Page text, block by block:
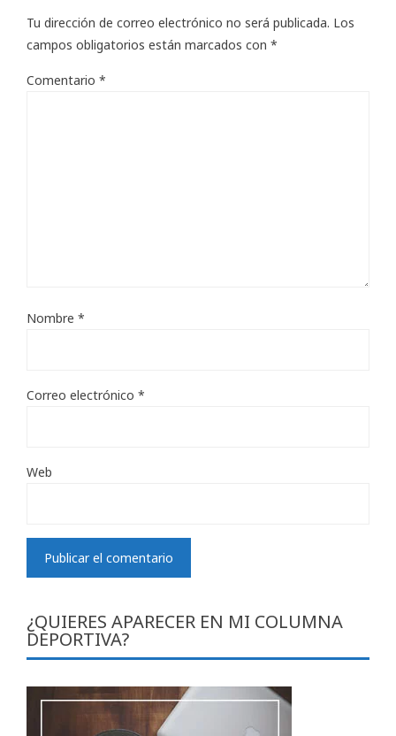
Tu dirección de correo electrónico no será publicada. Los
campos obligatorios están marcados con *
Comentario *
Nombre *
Correo electrónico *
Web
¿QUIERES APARECER EN MI COLUMNA
DEPORTIVA?